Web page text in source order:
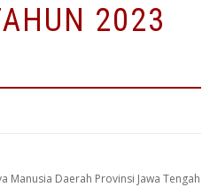
2023
Manusia Daerah Provinsi Jawa Tengah